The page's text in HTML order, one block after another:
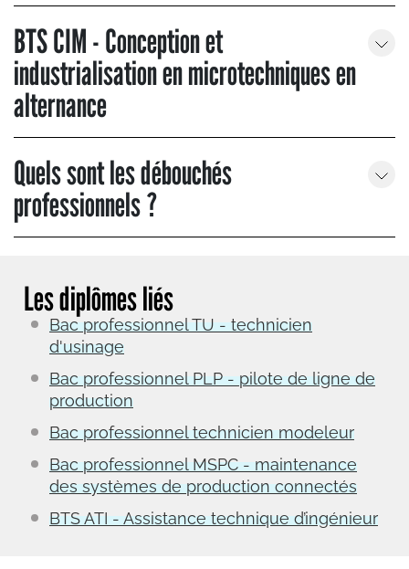
BTS CIM - Conception et
industrialisation en microtechniques en
alternance
Quels sont les débouchés
professionnels ?
Les diplômes liés
Bac professionnel TU - technicien
d'usinage
Bac professionnel PLP - pilote de ligne de
production
Bac professionnel technicien modeleur
Bac professionnel MSPC - maintenance
des systèmes de production connectés
BTS ATI - Assistance technique d’ingénieur